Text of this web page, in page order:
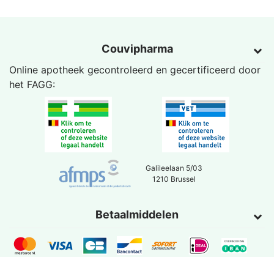
Couvipharma
Online apotheek gecontroleerd en gecertificeerd door
het FAGG:
Galileelaan 5/03
1210 Brussel
Betaalmiddelen